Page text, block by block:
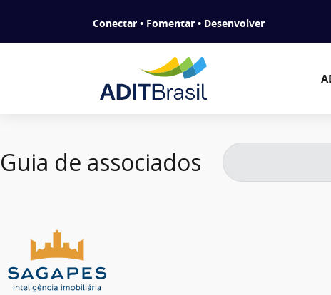
Conectar • Fomentar • Desenvolver
Guia de associados